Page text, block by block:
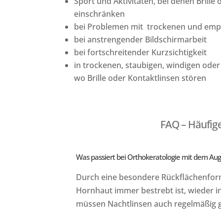
einschränken
bei Problemen mit trockenen und
bei anstrengender Bildschirmarbeit
bei fortschreitender Kurzsichtigkeit
in trockenen, staubigen, windigen
wo Brille oder Kontaktlinsen stören
FAQ –
Was passiert bei Orthokeratologie mit dem
Durch eine besondere
Hornhaut immer bestrebt ist, wieder
müssen Nachtlinsen auch